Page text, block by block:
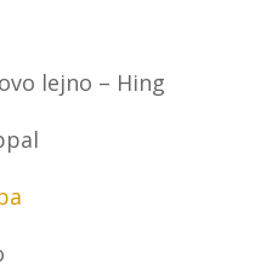
lejno – Hing